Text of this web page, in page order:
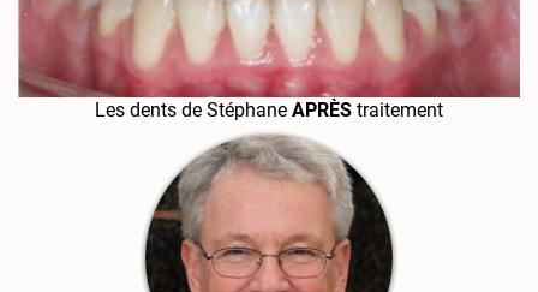
Les dents de Stéphane APRÈS traitement